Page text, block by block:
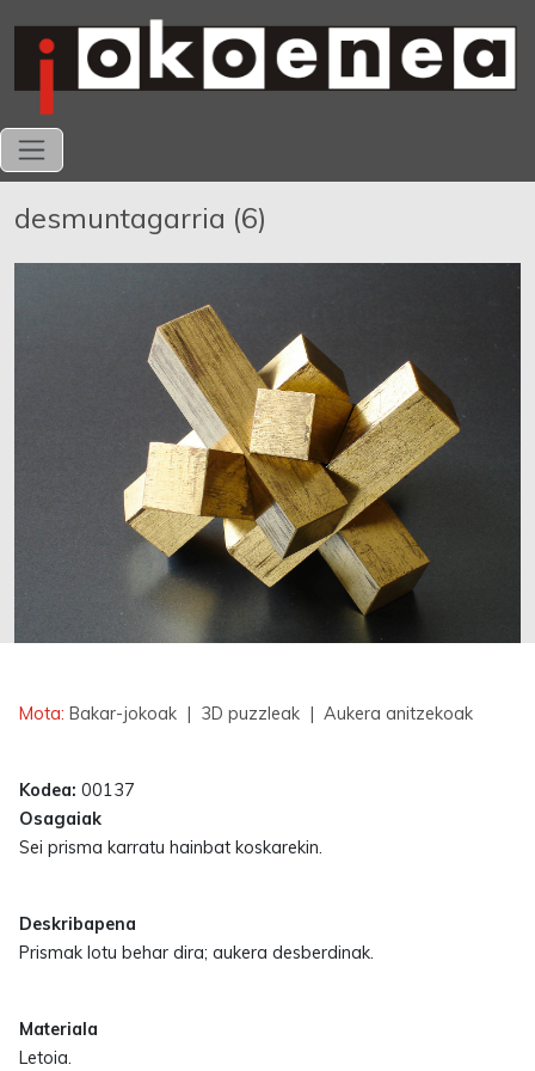
desmuntagarria (6)
Mota: Bakar-jokoak | 3D puzzleak | Aukera anitzekoak
Kodea: 00137
Osagaiak
Sei prisma karratu hainbat koskarekin.
Deskribapena
Prismak lotu behar dira; aukera desberdinak.
Materiala
Letoia.